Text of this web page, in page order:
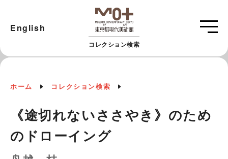
コレクション検索
English
ホーム コレクション検索
《途切れないささやき》のため
のドローイング